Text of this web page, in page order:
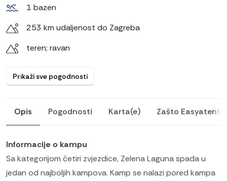
1 bazen
253 km udaljenost do Zagreba
teren; ravan
Prikaži sve pogodnosti
Opis Pogodnosti Karta(e) Zašto Easyatent?
Informacije o kampu
Sa kategorijom četiri zvjezdice, Zelena Laguna spada u
jedan od najboljih kampova. Kamp se nalazi pored kampa